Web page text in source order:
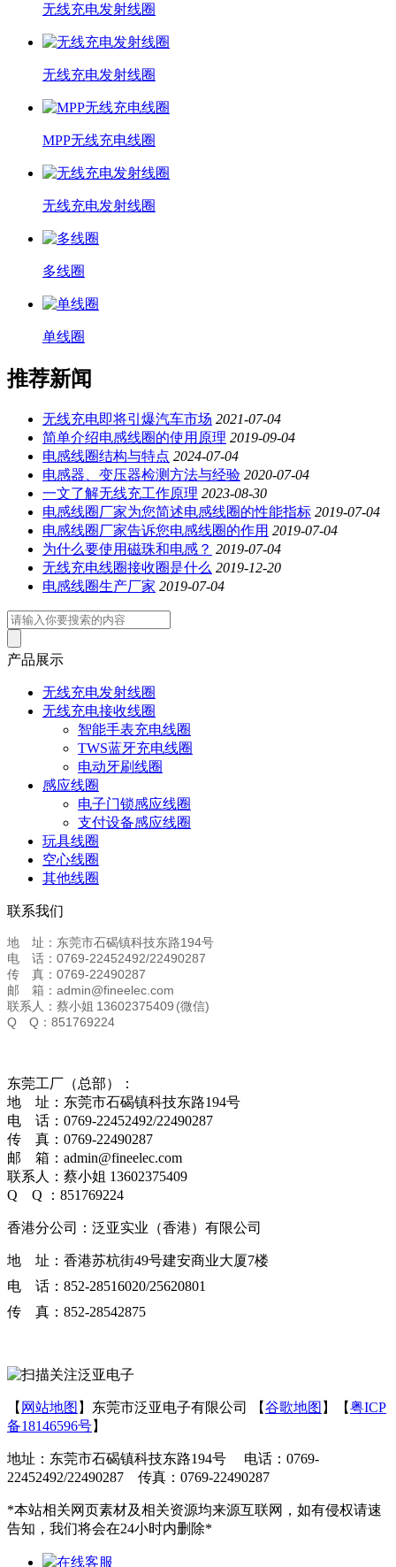
无线充电发射线圈
无线充电发射线圈
MPP无线充电线圈
无线充电发射线圈
多线圈
单线圈
推荐新闻
无线充电即将引爆汽车市场 2021-07-04
简单介绍电感线圈的使用原理 2019-09-04
电感线圈结构与特点 2024-07-04
电感器、变压器检测方法与经验 2020-07-04
一文了解无线充工作原理 2023-08-30
电感线圈厂家为您简述电感线圈的性能指标 2019-07-04
电感线圈厂家告诉您电感线圈的作用 2019-07-04
为什么要使用磁珠和电感？ 2019-07-04
无线充电线圈接收圈是什么 2019-12-20
电感线圈生产厂家 2019-07-04
产品展示
无线充电发射线圈
无线充电接收线圈
智能手表充电线圈
TWS蓝牙充电线圈
电动牙刷线圈
感应线圈
电子门锁感应线圈
支付设备感应线圈
玩具线圈
空心线圈
其他线圈
联系我们
地 址：东莞市石碣镇科技东路194号
电 话：0769-22452492/22490287
传 真：0769-22490287
邮 箱：admin@fineelec.com
联系人：蔡小姐 13602375409 (微信)
Q Q：851769224
东莞工厂（总部）：
地 址：东莞市石碣镇科技东路194号
电 话：0769-22452492/22490287
传 真：0769-22490287
邮 箱：admin@fineelec.com
联系人：蔡小姐 13602375409
Q Q ：851769224
香港分公司：泛亚实业（香港）有限公司
地 址：香港苏杭街49号建安商业大厦7楼
电 话：852-28516020/25620801
传 真：852-28542875
【 网站地图 】东莞市泛亚电子有限公司 【谷歌地图 】【粤ICP
备18146596号】
地址：东莞市石碣镇科技东路194号 电话：0769-
22452492/22490287 传真：0769-22490287
*本站相关网页素材及相关资源均来源互联网，如有侵权请速
告知，我们将会在24小时内删除*
在线客服